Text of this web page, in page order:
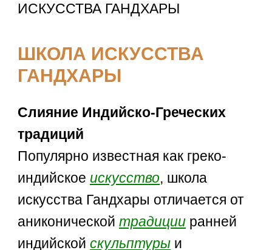
ИСКУССТВА ГАНДХАРЫ
ШКОЛА ИСКУССТВА
ГАНДХАРЫ
Слияние Индийско-Греческих
традиций
Популярно известная как греко-
индийское искусство, школа
искусства Гандхары отличается от
аниконическойтрадиции ранней
индийскойскульптуры и